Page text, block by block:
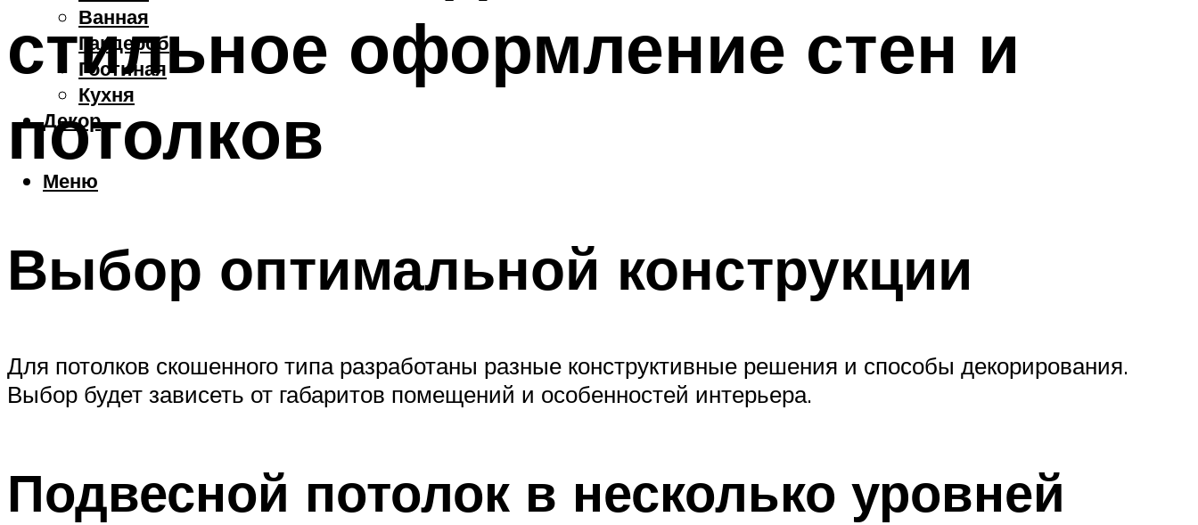
Ванная
Гардероб
Гостиная
Кухня
Декор
Меню
стильное оформление стен и
потолков
Выбор оптимальной конструкции
Для потолков скошенного типа разработаны разные конструктивные решения и способы декорирования.
Выбор будет зависеть от габаритов помещений и особенностей интерьера.
Подвесной потолок в несколько уровней